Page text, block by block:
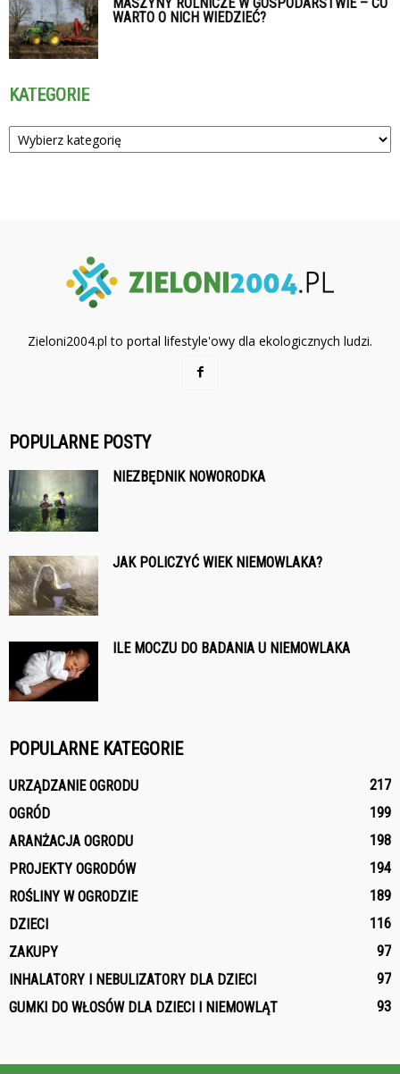
MASZYNY ROLNICZE W GOSPODARSTWIE – CO
WARTO O NICH WIEDZIEĆ?
KATEGORIE
Kategorie
Zieloni2004.pl to portal lifestyle'owy dla ekologicznych ludzi.
POPULARNE POSTY
NIEZBĘDNIK NOWORODKA
JAK POLICZYĆ WIEK NIEMOWLAKA?
ILE MOCZU DO BADANIA U NIEMOWLAKA
POPULARNE KATEGORIE
URZĄDZANIE OGRODU
217
OGRÓD
199
ARANŻACJA OGRODU
198
PROJEKTY OGRODÓW
194
ROŚLINY W OGRODZIE
189
DZIECI
116
ZAKUPY
97
INHALATORY I NEBULIZATORY DLA DZIECI
97
GUMKI DO WŁOSÓW DLA DZIECI I NIEMOWLĄT
93